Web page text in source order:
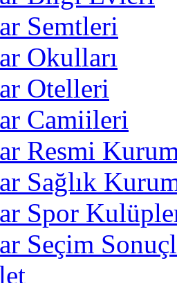
Semtleri
Okulları
Otelleri
Camiileri
Resmi
Sağlık
Spor
Seçim